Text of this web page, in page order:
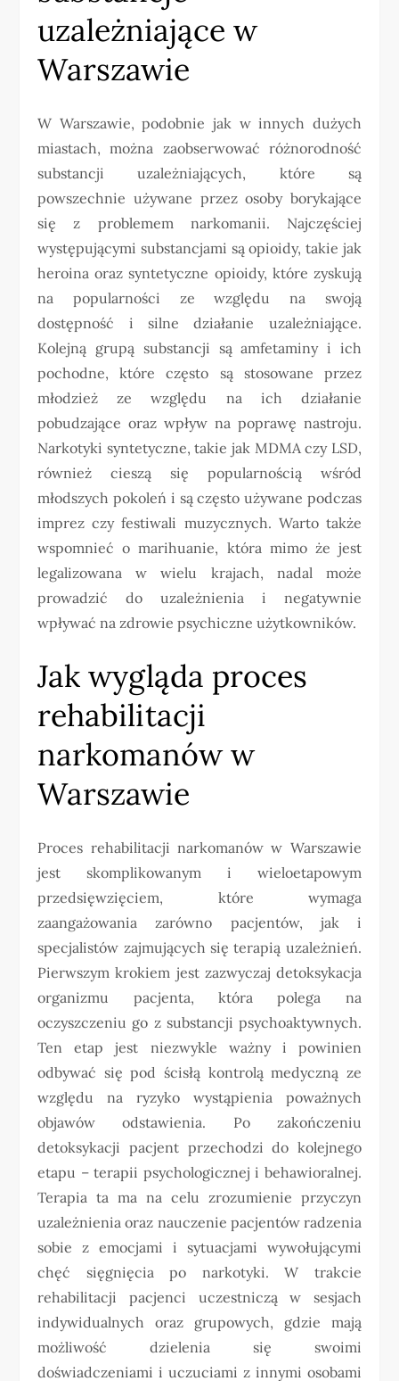
uzależniające w
Warszawie
W Warszawie, podobnie jak w innych dużych
miastach, można zaobserwować różnorodność
substancji uzależniających, które są
powszechnie używane przez osoby borykające
się z problemem narkomanii. Najczęściej
występującymi substancjami są opioidy, takie jak
heroina oraz syntetyczne opioidy, które zyskują
na popularności ze względu na swoją
dostępność i silne działanie uzależniające.
Kolejną grupą substancji są amfetaminy i ich
pochodne, które często są stosowane przez
młodzież ze względu na ich działanie
pobudzające oraz wpływ na poprawę nastroju.
Narkotyki syntetyczne, takie jak MDMA czy LSD,
również cieszą się popularnością wśród
młodszych pokoleń i są często używane podczas
imprez czy festiwali muzycznych. Warto także
wspomnieć o marihuanie, która mimo że jest
legalizowana w wielu krajach, nadal może
prowadzić do uzależnienia i negatywnie
wpływać na zdrowie psychiczne użytkowników.
Jak wygląda proces
rehabilitacji
narkomanów w
Warszawie
Proces rehabilitacji narkomanów w Warszawie
jest skomplikowanym i wieloetapowym
przedsięwzięciem, które wymaga
zaangażowania zarówno pacjentów, jak i
specjalistów zajmujących się terapią uzależnień.
Pierwszym krokiem jest zazwyczaj detoksykacja
organizmu pacjenta, która polega na
oczyszczeniu go z substancji psychoaktywnych.
Ten etap jest niezwykle ważny i powinien
odbywać się pod ścisłą kontrolą medyczną ze
względu na ryzyko wystąpienia poważnych
objawów odstawienia. Po zakończeniu
detoksykacji pacjent przechodzi do kolejnego
etapu – terapii psychologicznej i behawioralnej.
Terapia ta ma na celu zrozumienie przyczyn
uzależnienia oraz nauczenie pacjentów radzenia
sobie z emocjami i sytuacjami wywołującymi
chęć sięgnięcia po narkotyki. W trakcie
rehabilitacji pacjenci uczestniczą w sesjach
indywidualnych oraz grupowych, gdzie mają
możliwość dzielenia się swoimi
doświadczeniami i uczuciami z innymi osobami